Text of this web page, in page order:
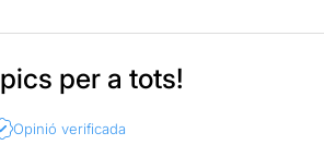
per a tots!
Opinió verificada